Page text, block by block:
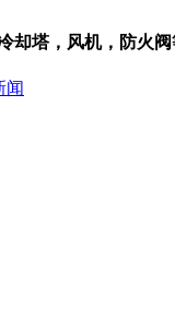
却塔，风机，防火阀
闻